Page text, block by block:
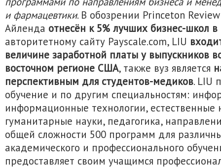
и фармацевтики. В обозрении Princeton
Айленда отнесён к 5% лучших бизнес-школ
авторитетному сайту Payscale.com, LIU
величине заработной платы у выпускников
восточном регионе США, также вуз является
перспективным для студентов-медиков. LIU
обучение и по другим специальностям:
информационные технологии, естественные
гуманитарные науки, педагогика,
общей сложности 500 программ для
академического и профессионального
предоставляет своим учащимся